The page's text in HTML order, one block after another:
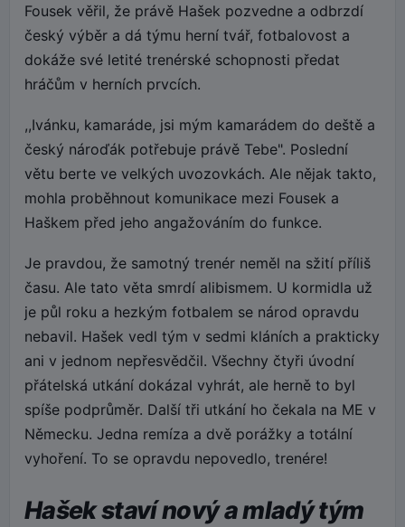
Fousek věřil, že právě Hašek pozvedne a odbrzdí
český výběr a dá týmu herní tvář, fotbalovost a
dokáže své letité trenérské schopnosti předat
hráčům v herních prvcích.
,,Ivánku, kamaráde, jsi mým kamarádem do deště a
český nároďák potřebuje právě Tebe". Poslední
větu berte ve velkých uvozovkách. Ale nějak takto,
mohla proběhnout komunikace mezi Fousek a
Haškem před jeho angažováním do funkce.
Je pravdou, že samotný trenér neměl na sžití příliš
času. Ale tato věta smrdí alibismem. U kormidla už
je půl roku a hezkým fotbalem se národ opravdu
nebavil. Hašek vedl tým v sedmi kláních a prakticky
ani v jednom nepřesvědčil. Všechny čtyři úvodní
přátelská utkání dokázal vyhrát, ale herně to byl
spíše podprůměr. Další tři utkání ho čekala na ME v
Německu. Jedna remíza a dvě porážky a totální
vyhoření. To se opravdu nepovedlo, trenére!
Hašek staví nový a mladý tým